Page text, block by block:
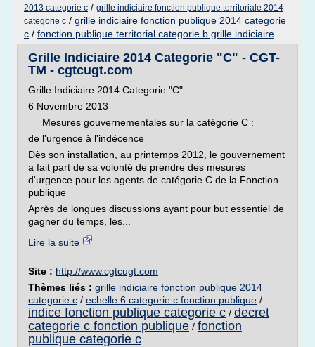
2013 categorie c / grille indiciaire fonction publique territoriale 2014
categorie c / grille indiciaire fonction publique 2014 categorie
c / fonction publique territorial categorie b grille indiciaire
Grille Indiciaire 2014 Categorie "C" - CGT-
TM - cgtcugt.com
Grille Indiciaire 2014 Categorie "C"
6 Novembre 2013
Mesures gouvernementales sur la catégorie C :
de l'urgence à l'indécence
Dès son installation, au printemps 2012, le gouvernement
a fait part de sa volonté de prendre des mesures
d'urgence pour les agents de catégorie C de la Fonction
publique
Après de longues discussions ayant pour but essentiel de
gagner du temps, les...
Lire la suite
Site : http://www.cgtcugt.com
Thèmes liés : grille indiciaire fonction publique 2014
categorie c / echelle 6 categorie c fonction publique /
indice fonction publique categorie c / decret
categorie c fonction publique / fonction
publique categorie c